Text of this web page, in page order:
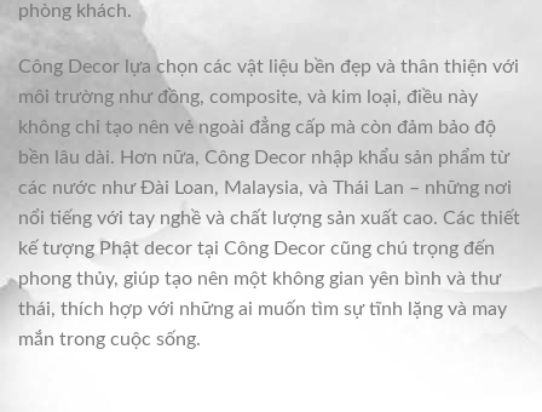
phòng khách.
Công Decor lựa chọn các vật liệu bền đẹp và thân thiện với
môi trường như đồng, composite, và kim loại, điều này
không chỉ tạo nên vẻ ngoài đẳng cấp mà còn đảm bảo độ
bền lâu dài. Hơn nữa, Công Decor nhập khẩu sản phẩm từ
các nước như Đài Loan, Malaysia, và Thái Lan – những nơi
nổi tiếng với tay nghề và chất lượng sản xuất cao. Các thiết
kế tượng Phật decor tại Công Decor cũng chú trọng đến
phong thủy, giúp tạo nên một không gian yên bình và thư
thái, thích hợp với những ai muốn tìm sự tĩnh lặng và may
mắn trong cuộc sống.